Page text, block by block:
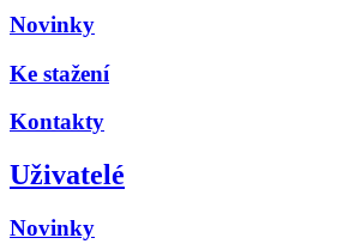
Novinky
Ke stažení
Kontakty
Uživatelé
Novinky